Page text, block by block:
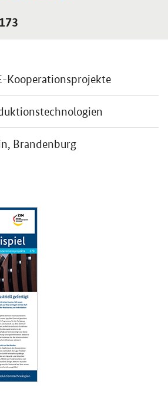
Kooperationsprojekte
Brandenburg